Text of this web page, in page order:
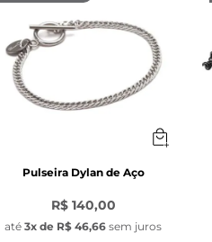
Pulseira Dylan de Aço
R$ 140,00
até 3x de R$ 46,66 sem juros